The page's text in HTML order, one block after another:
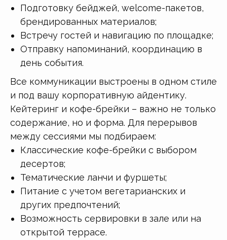
Подготовку бейджей, welcome-пакетов,
брендированных материалов;
Встречу гостей и навигацию по площадке;
Отправку напоминаний, координацию в
день события.
Все коммуникации выстроены в одном стиле
и под вашу корпоративную айдентику.
Кейтеринг и кофе-брейки – важно не только
содержание, но и форма. Для перерывов
между сессиями мы подбираем:
Классические кофе-брейки с выбором
десертов;
Тематические ланчи и фуршеты;
Питание с учетом вегетарианских и
других предпочтений;
Возможность сервировки в зале или на
открытой террасе.